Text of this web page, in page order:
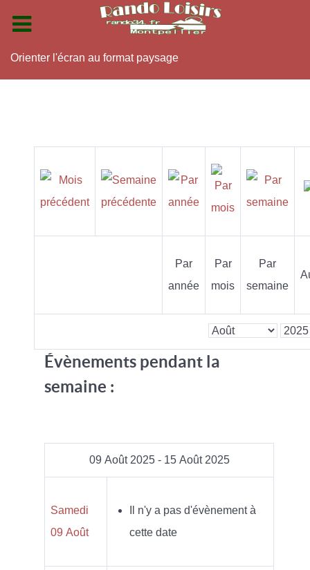
Orienter l'écran au format paysage
Par
année
Par
mois
Par
semaine
Évènements pendant la
semaine :
09 Août 2025 - 15 Août 2025
Samedi
09 Août
Il n'y a pas d'évènement à
cette date